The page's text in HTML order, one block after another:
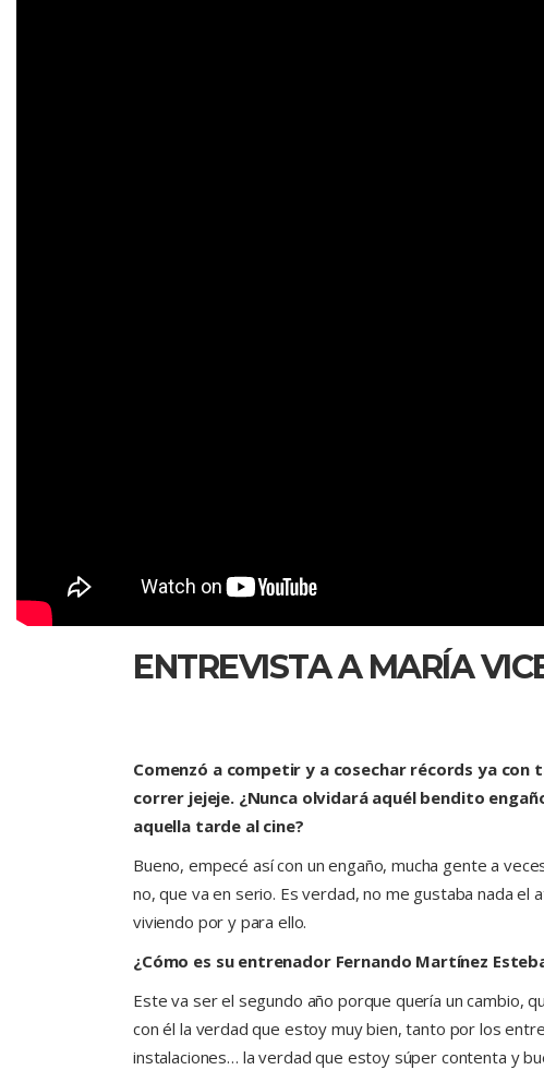
ENTREVISTA A MARÍA
Comenzó a competir y a cosechar récords ya con
correr jejeje. ¿Nunca olvidará aquél bendito
aquella tarde al cine?
Bueno, empecé así con un engaño, mucha gente a
no, que va en serio. Es verdad, no me gustaba nada
viviendo por y para ello.
¿Cómo es su entrenador Fernando Martínez
Este va ser el segundo año porque quería un cambio,
con él la verdad que estoy muy bien, tanto por los
instalaciones… la verdad que estoy súper contenta y